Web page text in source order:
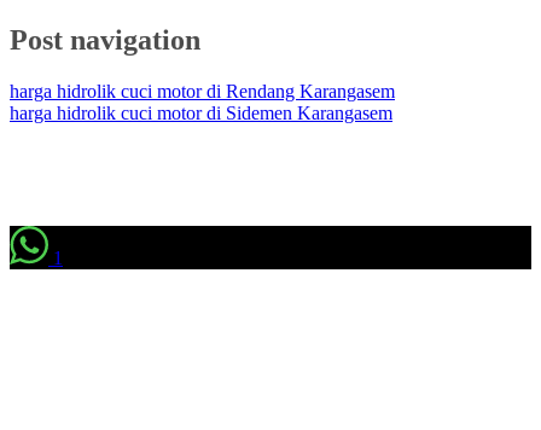
Post navigation
harga hidrolik cuci motor di Rendang Karangasem
harga hidrolik cuci motor di Sidemen Karangasem
1